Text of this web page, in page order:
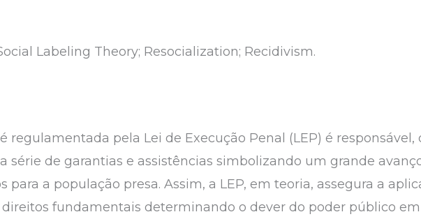
Labeling Theory; Resocialization; Recidivism.
regulamentada pela Lei de Execução Penal (LEP) é responsável,
série de garantias e assistências simbolizando um grande
a população presa. Assim, a LEP, em teoria, assegura a
fundamentais determinando o dever do poder público